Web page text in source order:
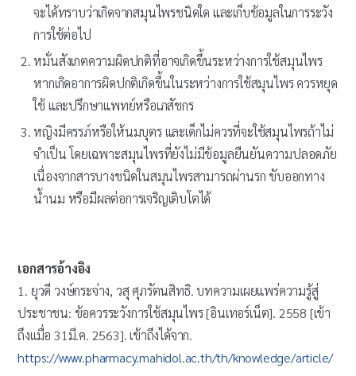
จะได้ทราบว่าเกิดจากสมุนไพรชนิดใด และเก็บข้อมูลในการระวัง
การใช้ต่อไป
หมั่นสังเกตความผิดปกติที่อาจเกิดขึ้นระหว่างการใช้สมุนไพร
หากเกิดอาการผิดปกติเกิดขึ้นในระหว่างการใช้สมุนไพร ควรหยุด
ใช้ และปรึกษาแพทย์หรือเภสัชกร
หญิงมีครรภ์หรือให้นมบุตร และเด็กไม่ควรที่จะใช้สมุนไพรถ้าไม่
จำเป็น โดยเฉพาะสมุนไพรที่ยังไม่มีข้อมูลยืนยันความปลอดภัย
เนื่องจากสารบางชนิดในสมุนไพรสามารถผ่านรก ขับออกทาง
น้ำนม หรือมีผลต่อการเจริญเติบโตได้
เอกสารอ้างอิง
1. ยุวดี วงษ์กระจ่าง, วสุ ศุภรัตนสิทธิ. บทความเผยแพร่ความรู้สู่
ประชาชน: ข้อควรระวังการใช้สมุนไพร [อินเทอร์เน็ต]. 2558 [เข้า
ถึงเเมื่อ 31มี.ค. 2563]. เข้าถึงได้จาก.
https://www.pharmacy.mahidol.ac.th/th/knowledge/article/